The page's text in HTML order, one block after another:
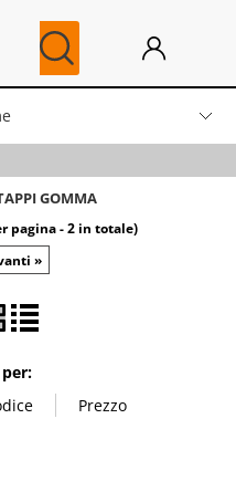
GOMMA
pagina - 2 in totale)
»